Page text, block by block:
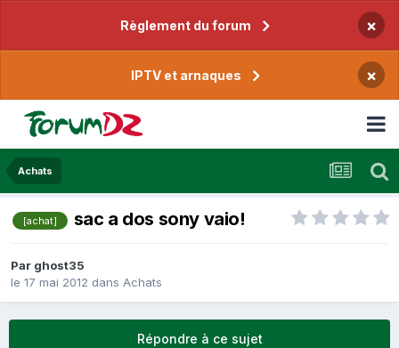
Règlement du forum ×
IPTV et arnaques ×
Achats
[achat] sac a dos sony vaio!
Par ghost35
le 17 mai 2012 dans Achats
Répondre à ce sujet